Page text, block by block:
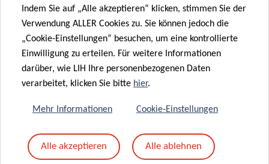
Diese Untersuchung wurde vom Luxembourg National
Research Fund (FNR) (C19/BM/13723812) unterstützt und
im Rahmen des APPEAL-Projekts (Assessment of Primary
care PErformAnce in Luxembourg) in Zusammenarbeit mit
dem Luxembourg Institute for Socio-Economic Research
(LISER) durchgeführt.
Über das Luxembourg Institute of Health: Research
dedicated to life
Indem Sie auf „Alle akzeptieren“ klicken, stimmen Sie der
Verwendung ALLER Cookies zu. Sie können jedoch die
„Cookie-Einstellungen“ besuchen, um eine kontrollierte
Einwilligung zu erteilen. Für weitere Informationen
darüber, wie LIH Ihre personenbezogenen Daten
verarbeitet, klicken Sie bitte hier.
Mehr Informationen Cookie-Einstellungen
Alle akzeptieren Alle ablehnen